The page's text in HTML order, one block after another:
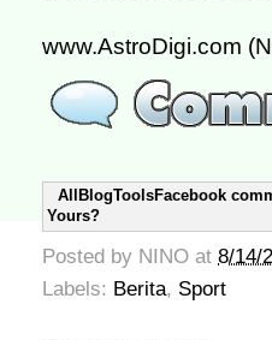
www.AstroDigi.com
AllBlogToolsFacebook
Yours?
Posted by NINO at 8/14/
Labels: Berita, Sport